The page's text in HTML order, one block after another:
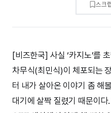
스크
[비즈한국] 사실 ‘카지노’를
차무식(최민식)이 체포되는
터 내가 살아온 이야기 좀 해
대기에 살짝 질렸기 때문이